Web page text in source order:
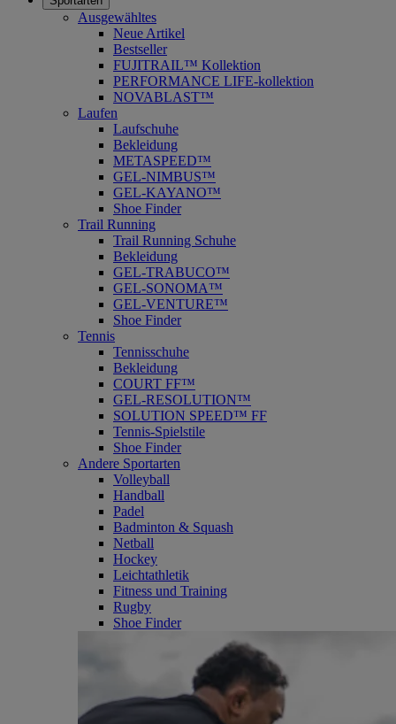
Ausgewähltes
Neue Artikel
Bestseller
FUJITRAIL™ Kollektion
PERFORMANCE LIFE-kollektion
NOVABLAST™
Laufen
Laufschuhe
Bekleidung
METASPEED™
GEL-NIMBUS™
GEL-KAYANO™
Shoe Finder
Trail Running
Trail Running Schuhe
Bekleidung
GEL-TRABUCO™
GEL-SONOMA™
GEL-VENTURE™
Shoe Finder
Tennis
Tennisschuhe
Bekleidung
COURT FF™
GEL-RESOLUTION™
SOLUTION SPEED™ FF
Tennis-Spielstile
Shoe Finder
Andere Sportarten
Volleyball
Handball
Padel
Badminton & Squash
Netball
Hockey
Leichtathletik
Fitness und Training
Rugby
Shoe Finder